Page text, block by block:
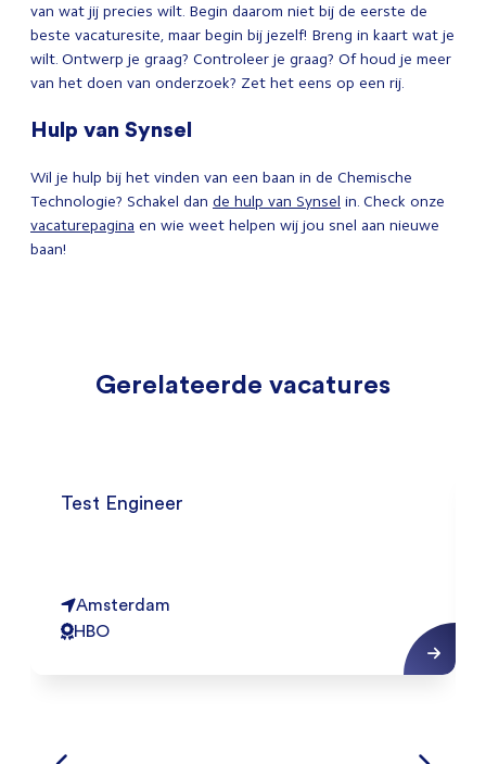
van wat jij precies wilt. Begin daarom niet bij de eerste de
beste vacaturesite, maar begin bij jezelf! Breng in kaart wat je
wilt. Ontwerp je graag? Controleer je graag? Of houd je meer
van het doen van onderzoek? Zet het eens op een rij.
Hulp van Synsel
Wil je hulp bij het vinden van een baan in de Chemische
Technologie? Schakel dan de hulp van Synsel in. Check onze
vacaturepagina en wie weet helpen wij jou snel aan nieuwe
baan!
Gerelateerde vacatures
Test Engineer
Amsterdam
HBO